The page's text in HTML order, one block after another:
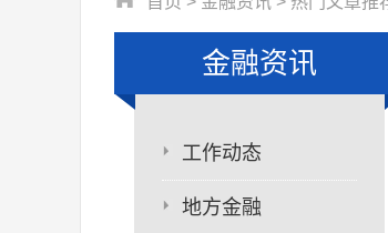
金融资讯
工作动态
地方金融